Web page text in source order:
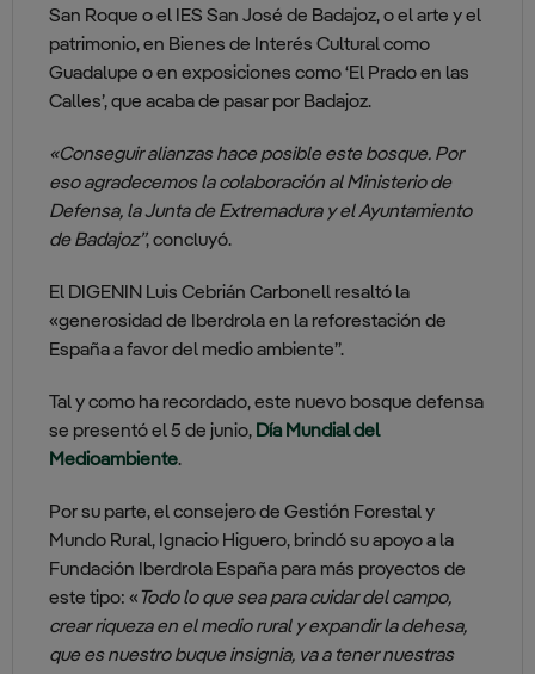
San Roque o el IES San José de Badajoz, o el arte y el
patrimonio, en Bienes de Interés Cultural como
Guadalupe o en exposiciones como ‘El Prado en las
Calles’, que acaba de pasar por Badajoz.
«Conseguir alianzas hace posible este bosque. Por
eso agradecemos la colaboración al Ministerio de
Defensa, la Junta de Extremadura y el Ayuntamiento
de Badajoz”, concluyó.
El DIGENIN Luis Cebrián Carbonell resaltó la
«generosidad de Iberdrola en la reforestación de
España a favor del medio ambiente”.
Tal y como ha recordado, este nuevo bosque defensa
se presentó el 5 de junio, Día Mundial del
Medioambiente.
Por su parte, el consejero de Gestión Forestal y
Mundo Rural, Ignacio Higuero, brindó su apoyo a la
Fundación Iberdrola España para más proyectos de
este tipo: « Todo lo que sea para cuidar del campo,
crear riqueza en el medio rural y expandir la dehesa,
que es nuestro buque insignia, va a tener nuestras